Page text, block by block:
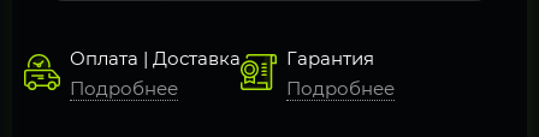
Оплата | Доставка
Подробнее
Гарантия
Подробнее